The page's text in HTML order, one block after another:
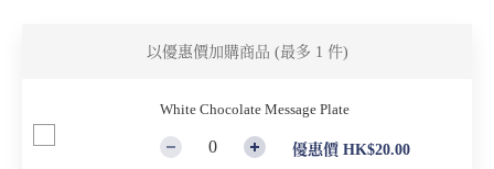
以優惠價加購商品 (最多 1 件)
White Chocolate Message Plate
優惠價 HK$20.00